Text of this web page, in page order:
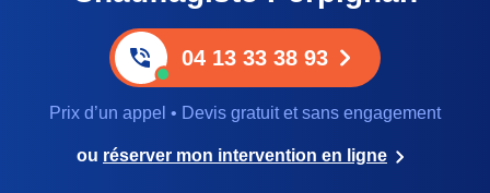
04 13 33 38 93
Prix d’un appel • Devis gratuit et sans engagement
ou réserver mon intervention en ligne